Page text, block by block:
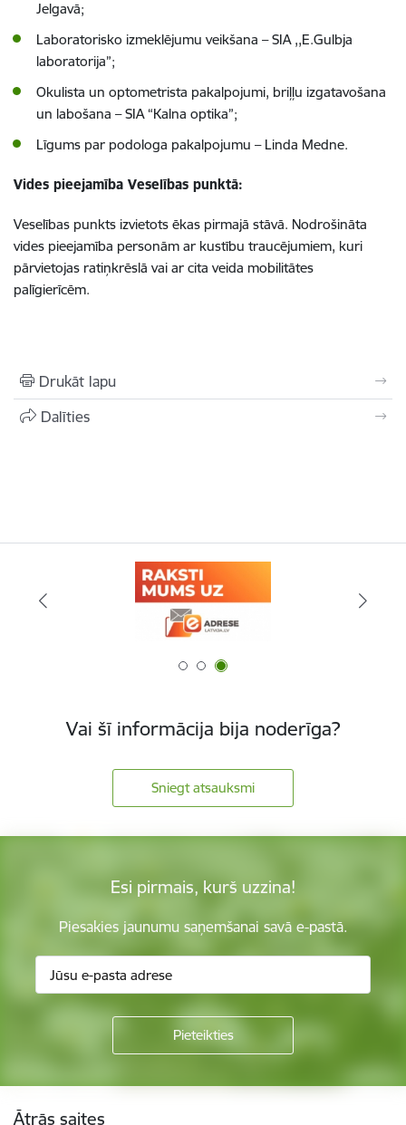
Jelgavā;
Laboratorisko izmeklējumu veikšana – SIA ,,E.Gulbja
laboratorija”;
Okulista un optometrista pakalpojumi, briļļu izgatavošana
un labošana – SIA “Kalna optika”;
Līgums par podologa pakalpojumu – Linda Medne.
Vides pieejamība Veselības punktā:
Veselības punkts izvietots ēkas pirmajā stāvā. Nodrošināta
vides pieejamība personām ar kustību traucējumiem, kuri
pārvietojas ratiņkrēslā vai ar cita veida mobilitātes
palīgierīcēm.
Drukāt lapu
Dalīties
Vai šī informācija bija noderīga?
Sniegt atsauksmi
Esi pirmais, kurš uzzina!
Piesakies jaunumu saņemšanai savā e-pastā.
Ātrās saites